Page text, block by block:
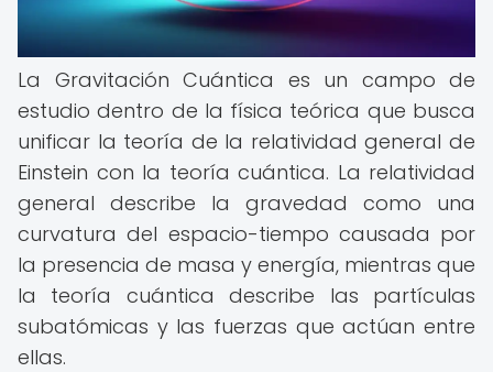
La Gravitación Cuántica es un campo de
estudio dentro de la física teórica que busca
unificar la teoría de la relatividad general de
Einstein con la teoría cuántica. La relatividad
general describe la gravedad como una
curvatura del espacio-tiempo causada por
la presencia de masa y energía, mientras que
la teoría cuántica describe las partículas
subatómicas y las fuerzas que actúan entre
ellas.